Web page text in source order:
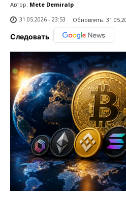
Автор: Mete Demiralp
31.05.2026 - 23:53
Обновлять:
Следовать